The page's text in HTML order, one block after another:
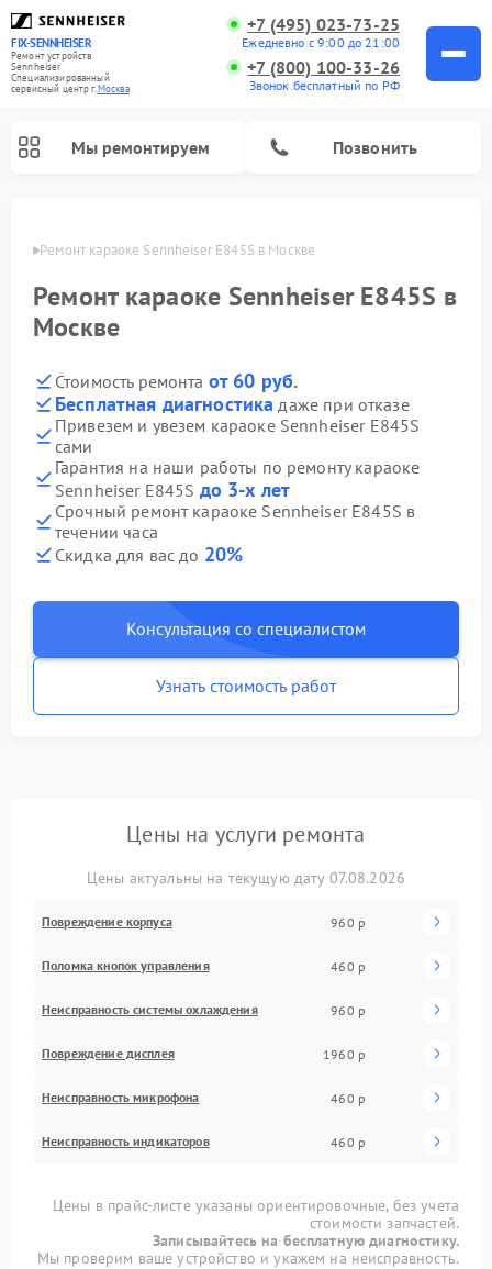
FIX-SENNHEISER
Ремонт устройств
Sennheiser
Специализированный
cервисный центр г.Москва
+7 (495) 023-73-25
Ежедневно с 9:00 до 21:00
+7 (800) 100-33-26
Звонок бесплатный по РФ
Мы ремонтируем Позвонить
Ремонт караоке Sennheiser E845S в Москве
Ремонт караоке Sennheiser E845S в
Москве
Стоимость ремонта от 60 руб.
Бесплатная диагностика даже при отказе
Привезем и увезем караоке Sennheiser E845S
сами
Гарантия на наши работы по ремонту караоке
Sennheiser E845S до 3-х лет
Срочный ремонт караоке Sennheiser E845S в
течении часа
Скидка для вас до 20%
Консультация со специалистом
Узнать стоимость работ
Цены на услуги ремонта
Цены актуальны на текущую дату 07.08.2026
Повреждение корпуса 960 р
Поломка кнопок управления 460 р
Неисправность системы охлаждения 960 р
Повреждение дисплея 1960 р
Неисправность микрофона 460 р
Неисправность индикаторов 460 р
Цены в прайс-листе указаны ориентировочные, без учета
стоимости запчастей.
Записывайтесь на бесплатную диагностику.
Мы проверим ваше устройство и укажем на неисправность.